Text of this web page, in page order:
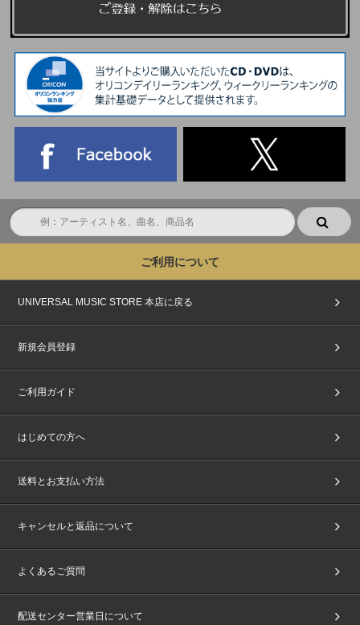
ご利用について
UNIVERSAL MUSIC STORE 本店に戻る
新規会員登録
ご利用ガイド
はじめての方へ
送料とお支払い方法
キャンセルと返品について
よくあるご質問
配送センター営業日について